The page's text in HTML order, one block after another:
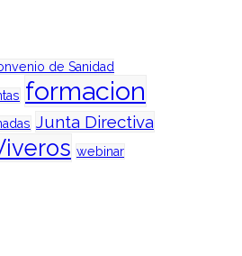
de Sanidad
formacion
Junta Directiva
webinar